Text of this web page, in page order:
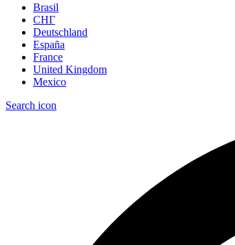
Brasil
СНГ
Deutschland
España
France
United Kingdom
Mexico
Search icon